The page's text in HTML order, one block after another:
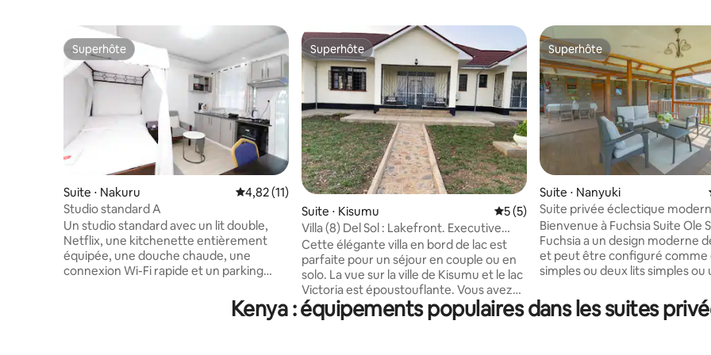
Superhôte
Superhôte
Suite ⋅ Nakuru Évaluation moyenne sur la base de 11 commentaires : 4,82 sur 5
4,82 (11)
Studio standard A
Un studio standard avec un lit double,
Netflix, une kitchenette entièrement
équipée, une douche chaude, une
connexion Wi-Fi rapide et un parking
du quartier central des affaires de
Nakuru, à 1,5 km du centre commercial
Superhôte
Superhôte
Suite ⋅ Kisumu Évaluation moyenne sur la base de 5
5 (5)
Villa (8) Del Sol : Lakefront. Executive
suite
Cette élégante villa en bord de lac est
parfaite pour un séjour en couple ou en
solo. La vue sur la ville de Kisumu et le lac
Victoria est époustouflante. Vous avez
une table de cuisson à induction et les
derniers appareils de cuisine que le
Superhôte
Superhôte
Suite ⋅ Nanyuki
Suite privée éclectique
Samara Nanyuki
Bienvenue à Fuchsia Suite Ole
Fuchsia a un design moderne
et peut être configuré comme
simples ou deux lits simples ou
lumières et un bureau avec
lampe de lecture. Les draps
Kenya : équipements populaires dans les suites